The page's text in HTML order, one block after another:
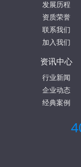
发展历程
资质荣誉
联系我们
加入我们
资讯中心
行业新闻
企业动态
经典案例